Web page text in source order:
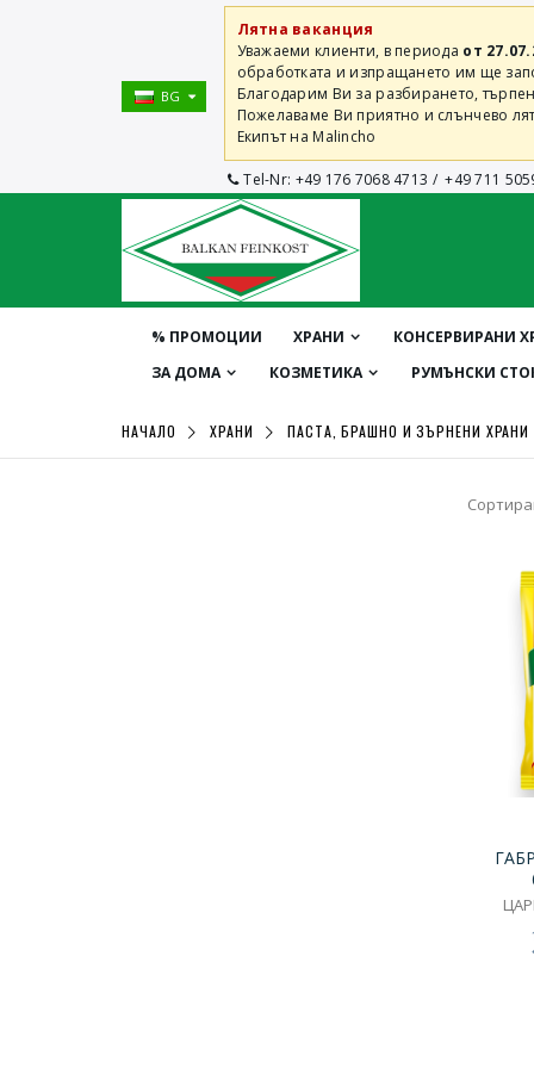
BG
Лятна ваканция
Уважаеми клиенти, в периода от
обработката и изпращането им ще
Благодарим Ви за разбирането,
Пожелаваме Ви приятно и слънчево
Екипът на Malincho
Tel-Nr: +49 176 7068 4713 /+49 711
% ПРОМОЦИИ ХРАНИ КОНСЕРВИРАНИ
ЗА ДОМА
КОЗМЕТИКА РУМЪНСКИ
НАЧАЛО ХРАНИ ПАСТА, БРАШНО И ЗЪРНЕНИ ХРАНИ